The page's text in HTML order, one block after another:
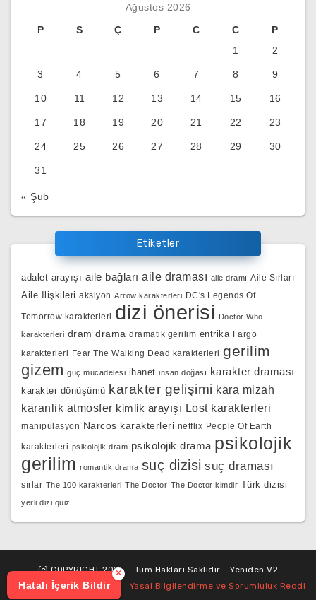
Ağustos 2026
P
S Ç P C C
P
1
2
3 4 5 6 7 8 9
10 11 12 13 14 15 16
17 18 19 20 21 22 23
24 25 26 27 28 29 30
31
« Şub
Etiketler
adalet arayışı aile bağları aile draması aile dramı Aile Sırları
Aile İlişkileri aksiyon Arrow karakterleri DC's Legends Of
Tomorrow karakterleri dizi önerisi Doctor Who
karakterleri dram drama dramatik gerilim entrika Fargo
karakterleri Fear The Walking Dead karakterleri gerilim
gizem güç mücadelesi ihanet insan doğası karakter draması
karakter dönüşümü karakter gelişimi kara mizah
karanlik atmosfer kimlik arayışı Lost karakterleri
manipülasyon Narcos karakterleri netflix People Of Earth
karakterleri psikolojik dram psikolojik drama psikolojik
gerilim romantik drama suç dizisi suç draması
sırlar The 100 karakterleri The Doctor The Doctor kimdir Türk dizisi
yerli dizi quiz
(c) COPYRIGHT 2025 - Tüm Hakları Saklıdır - Yeniden V2
Yasal Bilgilendirme ve Sorumluluk Reddi
Hatalı İçerik Bildir
×